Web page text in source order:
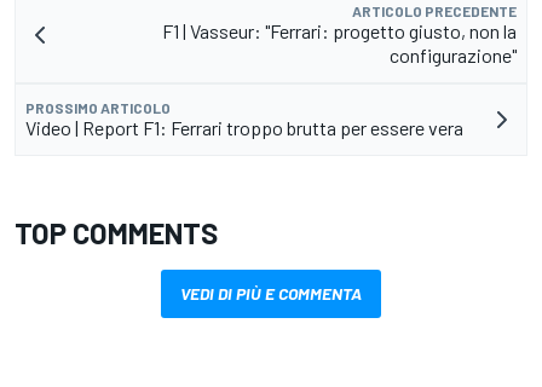
ARTICOLO PRECEDENTE
F1 | Vasseur: "Ferrari: progetto giusto, non la
configurazione"
PROSSIMO ARTICOLO
Video | Report F1: Ferrari troppo brutta per essere vera
TOP COMMENTS
VEDI DI PIÙ E COMMENTA